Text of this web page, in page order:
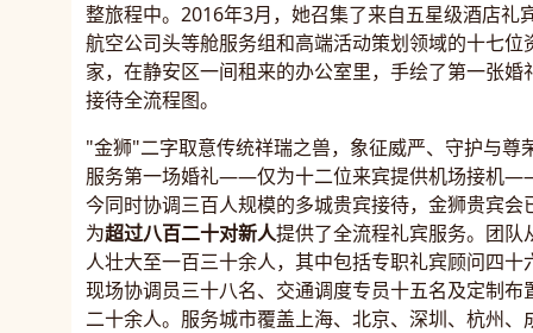
整旅程中。2016年3月，她召集了来自五星级酒店礼
航空公司头等舱服务组和高端活动策划领域的十七位
家，在静安区一间租来的办公室里，手绘了第一张婚
接待全流程图。
"金狮"二字取意传统祥瑞之兽，象征威严、守护与尊
服务第一场婚礼——仅为十二位来宾提供机场接机
今同时协调三百人规模的多城贵宾接待，金狮贵宾会
为超过八百二十对新人提供了全流程礼宾服务。团队
人壮大至一百三十余人，其中包括专职礼宾顾问四十
现场协调员三十八名、交通调度专员十五名及定制布
二十余人。服务城市覆盖上海、北京、深圳、杭州、